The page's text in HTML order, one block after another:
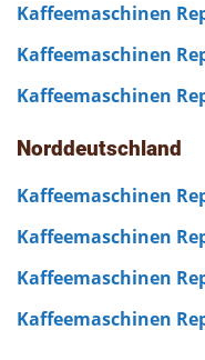
Kaffeemaschinen
Kaffeemaschinen
Kaffeemaschinen
Norddeutschland
Kaffeemaschinen
Kaffeemaschinen
Kaffeemaschinen
Kaffeemaschinen